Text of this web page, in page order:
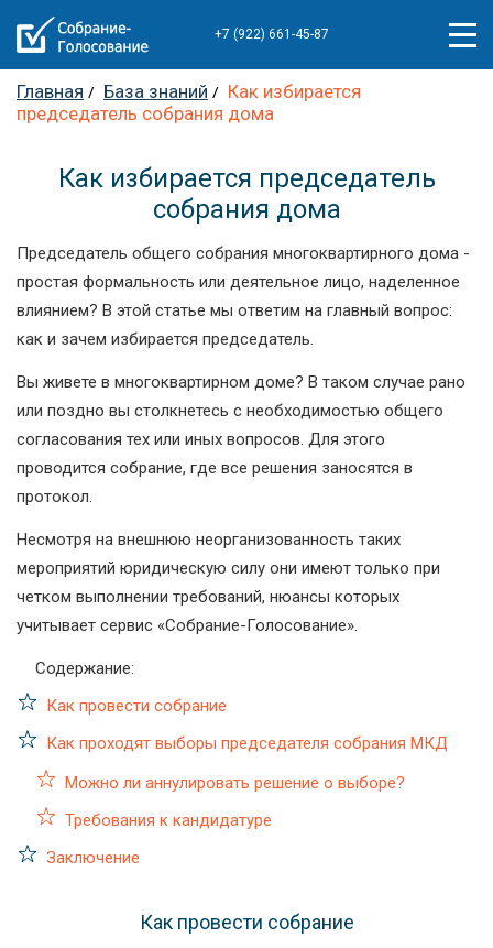
+7 (922) 661-45-87
Главная База знаний
Как избирается
председатель собрания дома
Как избирается председатель
собрания дома
Председатель общего собрания многоквартирного дома -
простая формальность или деятельное лицо, наделенное
влиянием? В этой статье мы ответим на главный вопрос:
как и зачем избирается председатель.
Вы живете в многоквартирном доме? В таком случае рано
или поздно вы столкнетесь с необходимостью общего
согласования тех или иных вопросов. Для этого
проводится собрание, где все решения заносятся в
протокол.
Несмотря на внешнюю неорганизованность таких
мероприятий юридическую силу они имеют только при
четком выполнении требований, нюансы которых
учитывает сервис «Собрание-Голосование».
Содержание:
Как провести собрание
Как проходят выборы председателя собрания МКД
Можно ли аннулировать решение о выборе?
Требования к кандидатуре
Заключение
Как провести собрание